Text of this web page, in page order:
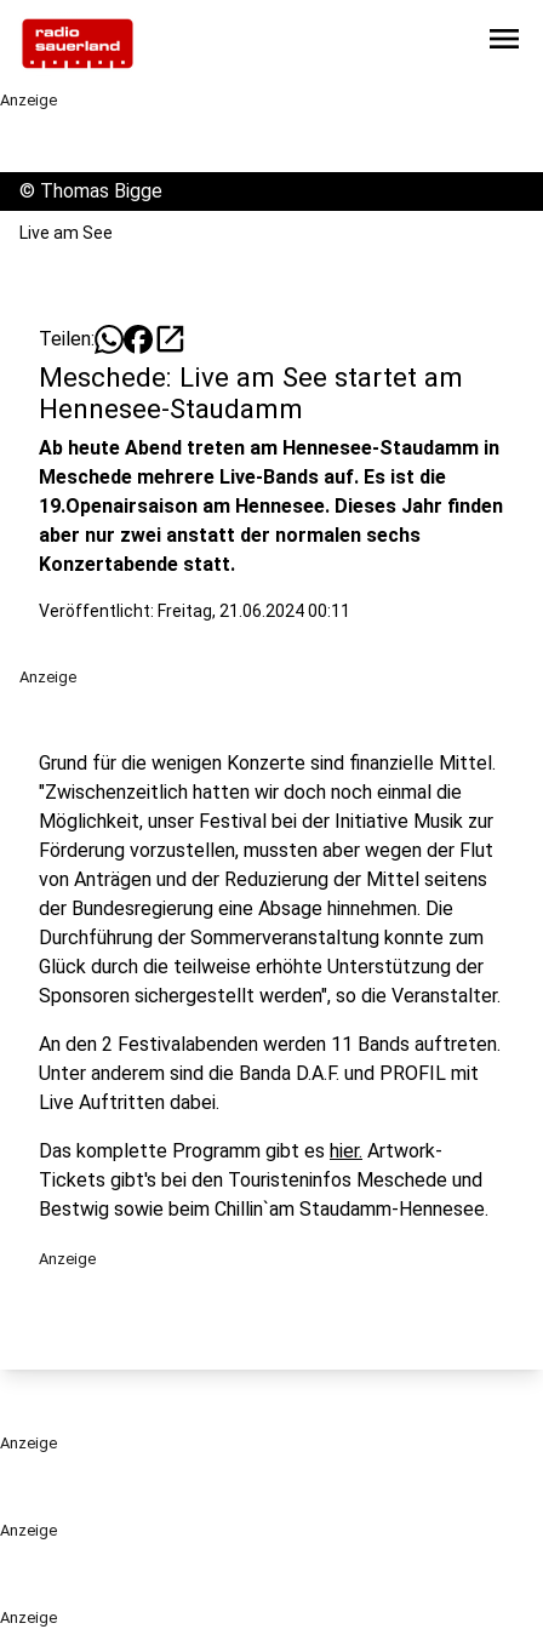
menu
Anzeige
Anzeige
Anzeige
© Thomas Bigge
Live am See
Teilen: open_in_new
Meschede: Live am See startet am
Hennesee-Staudamm
Ab heute Abend treten am Hennesee-Staudamm in
Meschede mehrere Live-Bands auf. Es ist die
19.Openairsaison am Hennesee. Dieses Jahr finden
aber nur zwei anstatt der normalen sechs
Konzertabende statt.
Veröffentlicht: Freitag, 21.06.2024 00:11
Anzeige
Grund für die wenigen Konzerte sind finanzielle Mittel.
"Zwischenzeitlich hatten wir doch noch einmal die
Möglichkeit, unser Festival bei der Initiative Musik zur
Förderung vorzustellen, mussten aber wegen der Flut
von Anträgen und der Reduzierung der Mittel seitens
der Bundesregierung eine Absage hinnehmen. Die
Durchführung der Sommerveranstaltung konnte zum
Glück durch die teilweise erhöhte Unterstützung der
Sponsoren sichergestellt werden", so die Veranstalter.
An den 2 Festivalabenden werden 11 Bands auftreten.
Unter anderem sind die Banda D.A.F. und PROFIL mit
Live Auftritten dabei.
Das komplette Programm gibt es hier. Artwork-
Tickets gibt's bei den Touristeninfos Meschede und
Bestwig sowie beim Chillin`am Staudamm-Hennesee.
Anzeige
Anzeige